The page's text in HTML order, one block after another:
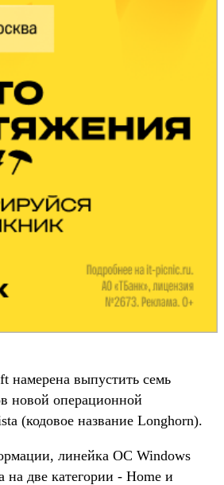
намерена выпустить семь
новой операционной
(кодовое название Longhorn).
линейка ОС Windows
на две категории - Home и